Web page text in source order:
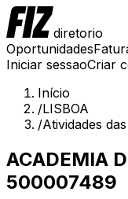
diretorio
Oportunidades
Iniciar sessaoCriar
Início
/LISBOA
/Atividades
ACADEMIA
500007489